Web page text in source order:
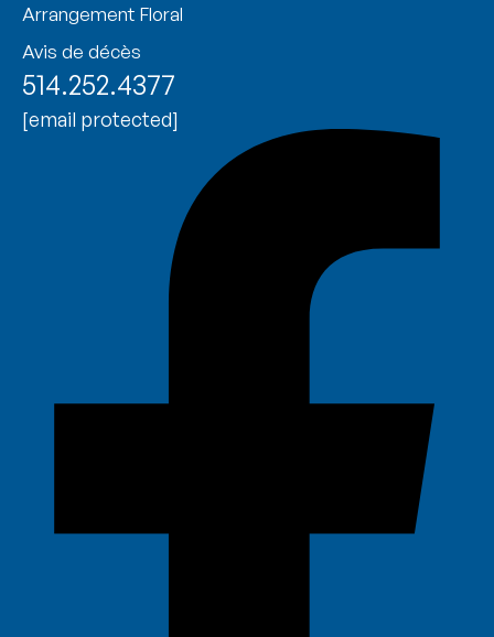
Arrangement Floral
Avis de décès
514.252.4377
[email protected]